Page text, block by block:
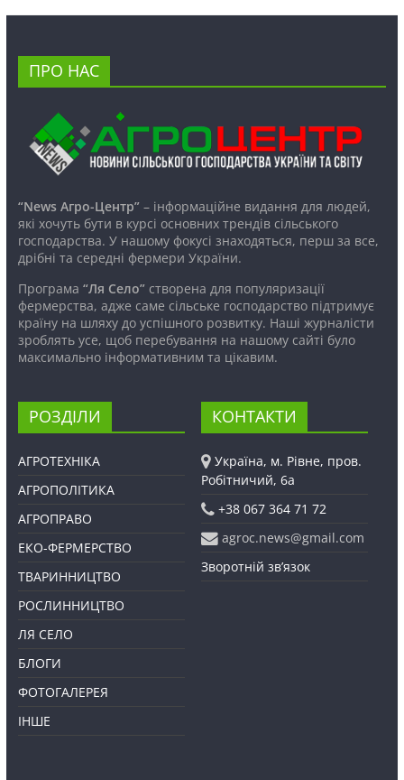
ПРО НАС
“News Агро-Центр”– інформаційне видання для людей,
які хочуть бути в курсі основних трендів сільського
господарства. У нашому фокусі знаходяться, перш за все,
дрібні та середні фермери України.
Програма “Ля Село”створена для популяризації
фермерства, адже саме сільське господарство підтримує
країну на шляху до успішного розвитку. Наші журналісти
зроблять усе, щоб перебування на нашому сайті було
максимально інформативним та цікавим.
РОЗДІЛИ
АГРОТЕХНІКА
АГРОПОЛІТИКА
АГРОПРАВО
ЕКО-ФЕРМЕРСТВО
ТВАРИННИЦТВО
РОСЛИННИЦТВО
ЛЯ СЕЛО
БЛОГИ
ФОТОГАЛЕРЕЯ
ІНШЕ
КОНТАКТИ
Україна, м. Рівне, пров.
Робітничий, 6а
+38 067 364 71 72
agroc.news@gmail.com
Зворотній зв’язок